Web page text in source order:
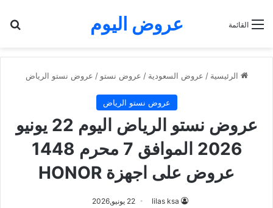
عروض اليوم القائمة
الرئيسية / عروض السعودية / عروض نستو / عروض نستو الرياض
عروض نستو الرياض
عروض نستو الرياض اليوم 22 يونيو
2026 الموافق 7 محرم 1448
عروض على اجهزة HONOR
lilas ksa 22 يونيو,2026